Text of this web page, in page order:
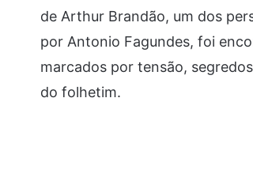
de Arthur Brandão, um dos
por Antonio Fagundes, foi
marcados por tensão,
do folhetim.